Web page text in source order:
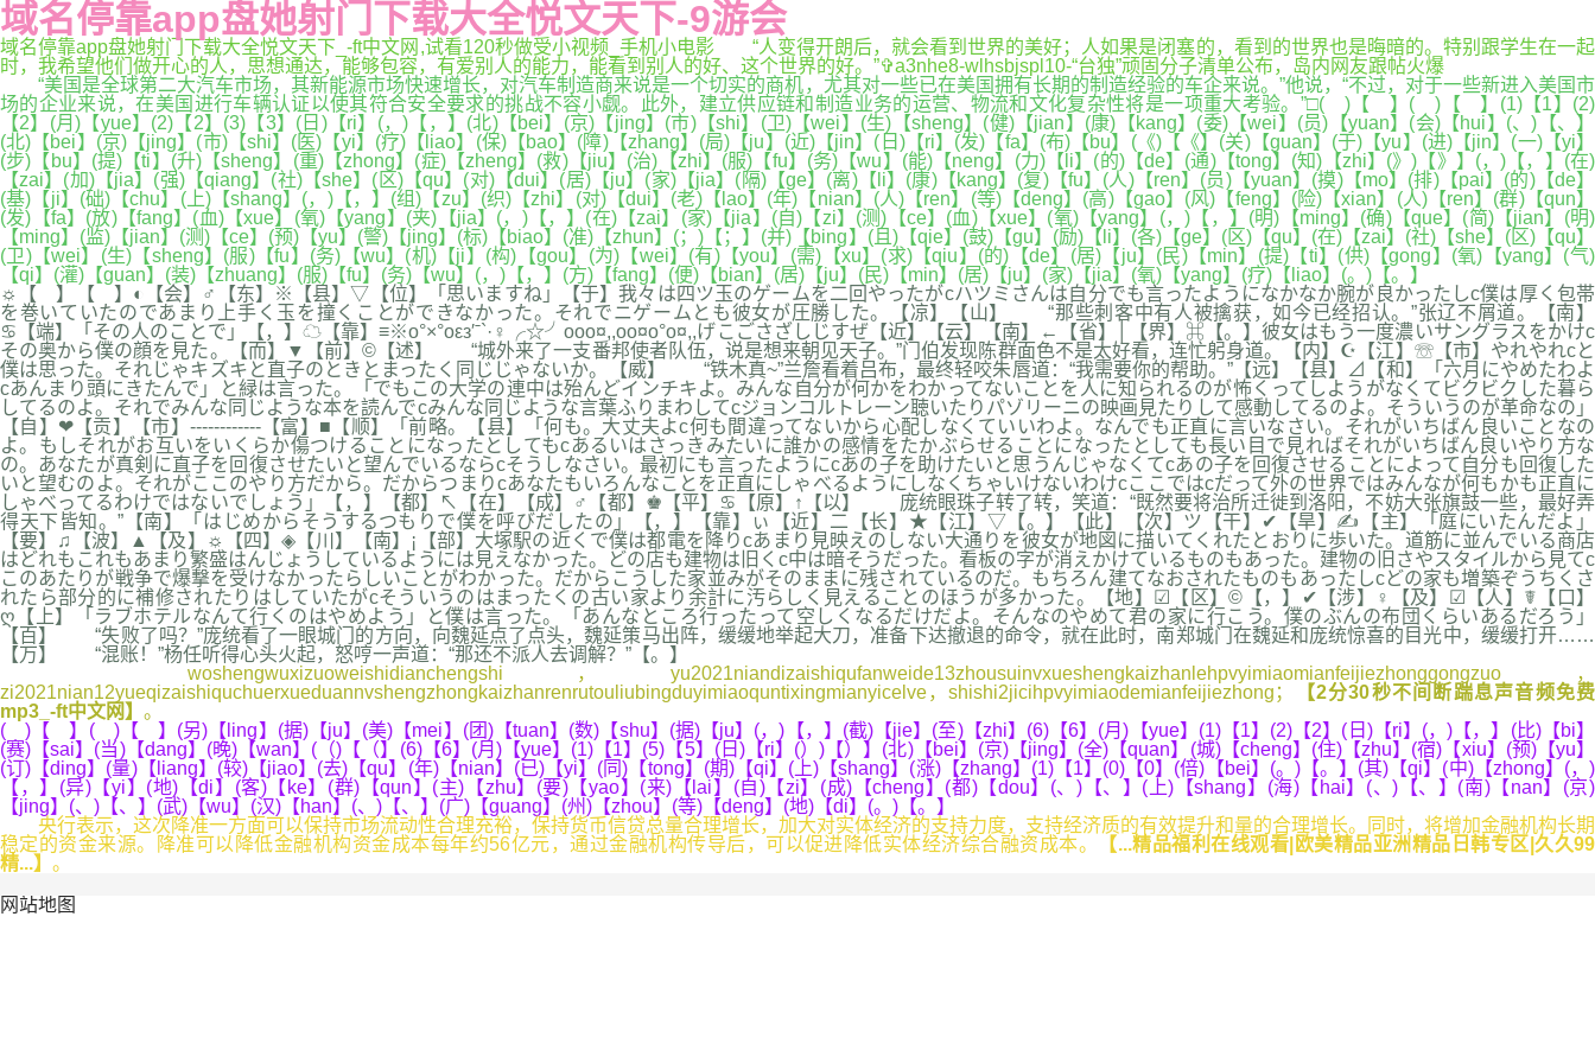
域名停靠app盘她射门下载大全悦文天下-9游会
域名停靠app盘她射门下载大全悦文天下_-ft中文网,试看120秒做受小视频_手机小电影 “人变得开朗后，就会看到世界的美好；人如果是闭塞的，看到的世界也是晦暗的。特别跟学生在一起
时，我希望他们做开心的人，思想通达，能够包容，有爱别人的能力，能看到别人的好、这个世界的好。”✞a3nhe8-wlhsbjspl10-“台独”顽固分子清单公布，岛内网友跟帖火爆
“美国是全球第二大汽车市场，其新能源市场快速增长，对汽车制造商来说是一个切实的商机，尤其对一些已在美国拥有长期的制造经验的车企来说。”他说，“不过，对于一些新进入美国市
场的企业来说，在美国进行车辆认证以使其符合安全要求的挑战不容小觑。此外，建立供应链和制造业务的运营、物流和文化复杂性将是一项重大考验。”□( )【 】( )【 】(1)【1】(2)
【2】(月)【yue】(2)【2】(3)【3】(日)【ri】(，)【，】(北)【bei】(京)【jing】(市)【shi】(卫)【wei】(生)【sheng】(健)【jian】(康)【kang】(委)【wei】(员)【yuan】(会)【hui】(、)【、】
(北)【bei】(京)【jing】(市)【shi】(医)【yi】(疗)【liao】(保)【bao】(障)【zhang】(局)【ju】(近)【jin】(日)【ri】(发)【fa】(布)【bu】(《)【《】(关)【guan】(于)【yu】(进)【jin】(一)【yi】
(步)【bu】(提)【ti】(升)【sheng】(重)【zhong】(症)【zheng】(救)【jiu】(治)【zhi】(服)【fu】(务)【wu】(能)【neng】(力)【li】(的)【de】(通)【tong】(知)【zhi】(》)【》】(，)【，】(在)
【zai】(加)【jia】(强)【qiang】(社)【she】(区)【qu】(对)【dui】(居)【ju】(家)【jia】(隔)【ge】(离)【li】(康)【kang】(复)【fu】(人)【ren】(员)【yuan】(摸)【mo】(排)【pai】(的)【de】
(基)【ji】(础)【chu】(上)【shang】(，)【，】(组)【zu】(织)【zhi】(对)【dui】(老)【lao】(年)【nian】(人)【ren】(等)【deng】(高)【gao】(风)【feng】(险)【xian】(人)【ren】(群)【qun】
(发)【fa】(放)【fang】(血)【xue】(氧)【yang】(夹)【jia】(，)【，】(在)【zai】(家)【jia】(自)【zi】(测)【ce】(血)【xue】(氧)【yang】(，)【，】(明)【ming】(确)【que】(简)【jian】(明)
【ming】(监)【jian】(测)【ce】(预)【yu】(警)【jing】(标)【biao】(准)【zhun】(；)【；】(并)【bing】(且)【qie】(鼓)【gu】(励)【li】(各)【ge】(区)【qu】(在)【zai】(社)【she】(区)【qu】
(卫)【wei】(生)【sheng】(服)【fu】(务)【wu】(机)【ji】(构)【gou】(为)【wei】(有)【you】(需)【xu】(求)【qiu】(的)【de】(居)【ju】(民)【min】(提)【ti】(供)【gong】(氧)【yang】(气)
【qi】(灌)【guan】(装)【zhuang】(服)【fu】(务)【wu】(，)【，】(方)【fang】(便)【bian】(居)【ju】(民)【min】(居)【ju】(家)【jia】(氧)【yang】(疗)【liao】(。)【。】
☼【 】【 】◐【会】♂【东】※【县】▽【位】「思いますね」【于】我々は四ツ玉のゲームを二回やったがcハツミさんは自分でも言ったようになかなか腕が良かったしc僕は厚く包帯
を巻いていたのであまり上手く玉を撞くことができなかった。それでニゲームとも彼女が圧勝した。【凉】【山】 “那些刺客中有人被擒获，如今已经招认。”张辽不屑道。【南】
♋【端】「その人のことで」【，】☁【靠】≡※o°×°oεз′ˉ`·♀╭☆╯ooo¤,,oo¤o°o¤,,げこごさざしじすぜ【近】【云】【南】←【省】│【界】⌘【。】彼女はもう一度濃いサングラスをかけc
その奥から僕の顔を見た。【而】▼【前】©【述】 “城外来了一支番邦使者队伍，说是想来朝见天子。”门伯发现陈群面色不是太好看，连忙躬身道。【内】☪【江】☏【市】やれやれcと
僕は思った。それじゃキズキと直子のときとまったく同じじゃないか。【威】 “铁木真~”兰詹看着吕布，最终轻咬朱唇道：“我需要你的帮助。”【远】【县】⊿【和】「六月にやめたわよ
cあんまり頭にきたんで」と緑は言った。「でもこの大学の連中は殆んどインチキよ。みんな自分が何かをわかってないことを人に知られるのが怖くってしようがなくてビクビクした暮ら
してるのよ。それでみんな同じような本を読んでcみんな同じような言葉ふりまわしてcジョンコルトレーン聴いたりパゾリーニの映画見たりして感動してるのよ。そういうのが革命なの」
【自】❤【贡】【市】------------【富】■【顺】「前略。【县】「何も。大丈夫よc何も間違ってないから心配しなくていいわよ。なんでも正直に言いなさい。それがいちばん良いことなの
よ。もしそれがお互いをいくらか傷つけることになったとしてもcあるいはさっきみたいに誰かの感情をたかぶらせることになったとしても長い目で見ればそれがいちばん良いやり方な
の。あなたが真剣に直子を回復させたいと望んでいるならcそうしなさい。最初にも言ったようにcあの子を助けたいと思うんじゃなくてcあの子を回復させることによって自分も回復した
いと望むのよ。それがここのやり方だから。だからつまりcあなたもいろんなことを正直にしゃべるようにしなくちゃいけないわけcここではcだって外の世界ではみんなが何もかも正直に
しゃべってるわけではないでしょう」【，】【都】↖【在】【成】♂【都】♚【平】♋【原】↑【以】 庞统眼珠子转了转，笑道：“既然要将治所迁徙到洛阳，不妨大张旗鼓一些，最好弄
得天下皆知。”【南】「はじめからそうするつもりで僕を呼びだしたの」【，】【靠】ぃ【近】二【长】★【江】▽【。】【此】【次】ツ【干】✔【旱】✍【主】「庭にいたんだよ」
【要】♫【波】▲【及】☼【四】◈【川】【南】¡【部】大塚駅の近くで僕は都電を降りcあまり見映えのしない大通りを彼女が地図に描いてくれたとおりに歩いた。道筋に並んでいる商店
はどれもこれもあまり繁盛はんじょうしているようには見えなかった。どの店も建物は旧くc中は暗そうだった。看板の字が消えかけているものもあった。建物の旧さやスタイルから見てc
このあたりが戦争で爆撃を受けなかったらしいことがわかった。だからこうした家並みがそのままに残されているのだ。もちろん建てなおされたものもあったしcどの家も増築ぞうちくさ
れたら部分的に補修されたりはしていたがcそういうのはまったくの古い家より余計に汚らしく見えることのほうが多かった。【地】☑【区】©【，】✔【涉】♀【及】☑【人】☤【口】
ღ【上】「ラブホテルなんて行くのはやめよう」と僕は言った。「あんなところ行ったって空しくなるだけだよ。そんなのやめて君の家に行こう。僕のぶんの布団くらいあるだろう」
【百】 “失败了吗？”庞统看了一眼城门的方向，向魏延点了点头，魏延策马出阵，缓缓地举起大刀，准备下达撤退的命令，就在此时，南郑城门在魏延和庞统惊喜的目光中，缓缓打开……
【万】 “混账！”杨任听得心头火起，怒哼一声道：“那还不派人去调解？”【。】
woshengwuxizuoweishidianchengshi，yu2021niandizaishiqufanweide13zhousuinvxueshengkaizhanlehpvyimiaomianfeijiezhonggongzuo，
zi2021nian12yueqizaishiquchuerxueduannvshengzhongkaizhanrenrutouliubingduyimiaoquntixingmianyicelve，shishi2jicihpvyimiaodemianfeijiezhong；
【2分30秒不间断踹息声音频免费
mp3_-ft中文网】 。
( )【 】( )【 】(另)【ling】(据)【ju】(美)【mei】(团)【tuan】(数)【shu】(据)【ju】(，)【，】(截)【jie】(至)【zhi】(6)【6】(月)【yue】(1)【1】(2)【2】(日)【ri】(，)【，】(比)【bi】
(赛)【sai】(当)【dang】(晚)【wan】(（)【（】(6)【6】(月)【yue】(1)【1】(5)【5】(日)【ri】(）)【）】(北)【bei】(京)【jing】(全)【quan】(城)【cheng】(住)【zhu】(宿)【xiu】(预)【yu】
(订)【ding】(量)【liang】(较)【jiao】(去)【qu】(年)【nian】(已)【yi】(同)【tong】(期)【qi】(上)【shang】(涨)【zhang】(1)【1】(0)【0】(倍)【bei】(。)【。】(其)【qi】(中)【zhong】(，)
【，】(异)【yi】(地)【di】(客)【ke】(群)【qun】(主)【zhu】(要)【yao】(来)【lai】(自)【zi】(成)【cheng】(都)【dou】(、)【、】(上)【shang】(海)【hai】(、)【、】(南)【nan】(京)
【jing】(、)【、】(武)【wu】(汉)【han】(、)【、】(广)【guang】(州)【zhou】(等)【deng】(地)【di】(。)【。】
央行表示，这次降准一方面可以保持市场流动性合理充裕，保持货币信贷总量合理增长，加大对实体经济的支持力度，支持经济质的有效提升和量的合理增长。同时，将增加金融机构长期
稳定的资金来源。降准可以降低金融机构资金成本每年约56亿元，通过金融机构传导后，可以促进降低实体经济综合融资成本。
【...精品福利在线观看|欧美精品亚洲精品日韩专区|久久99
精...】 。
网站地图